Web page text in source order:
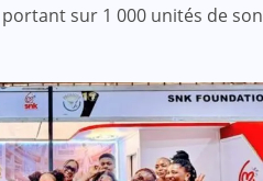
sur 1 000 unités de son